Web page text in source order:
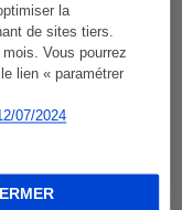
la
de sites tiers.
Vous pourrez
lien « paramétrer
07/2024